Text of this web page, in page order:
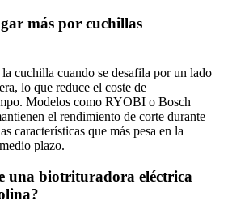
más por cuchillas
cuchilla cuando se desafila por un lado
lo que reduce el coste de
Modelos como RYOBI o Bosch
el rendimiento de corte durante
características que más pesa en la
plazo.
una biotrituradora eléctrica